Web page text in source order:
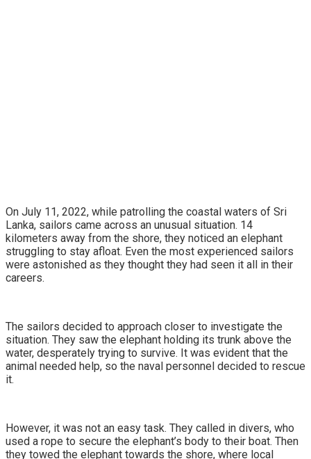
On July 11, 2022, while patrolling the coastal waters of Sri
Lanka, sailors came across an unusual situation. 14
kilometers away from the shore, they noticed an elephant
struggling to stay afloat. Even the most experienced sailors
were astonished as they thought they had seen it all in their
careers.
The sailors decided to approach closer to investigate the
situation. They saw the elephant holding its trunk above the
water, desperately trying to survive. It was evident that the
animal needed help, so the naval personnel decided to rescue
it.
However, it was not an easy task. They called in divers, who
used a rope to secure the elephant’s body to their boat. Then
they towed the elephant towards the shore, where local